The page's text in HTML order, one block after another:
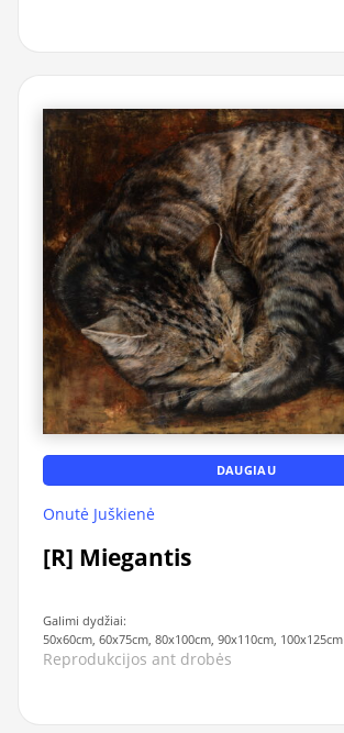
DAUGIAU
Onutė Juškienė
[R] Miegantis
Galimi dydžiai:
50x60cm, 60x75cm, 80x100cm, 90x110cm, 100x125cm
Reprodukcijos ant drobės